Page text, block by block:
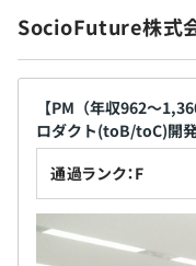
CTIOにはMicrosoftな
ーが在籍しており、
・海外赴任手当
・単身赴任手当
・転居に伴う住宅補助
・扶養手当
・休業手当 等
昇給・昇格査定年 1 回
風通しのよい当社
リアをきっと活か
SocioFuture株式
【PM（年収962〜
ロダクト(toB/toC)開
通過ランク：F